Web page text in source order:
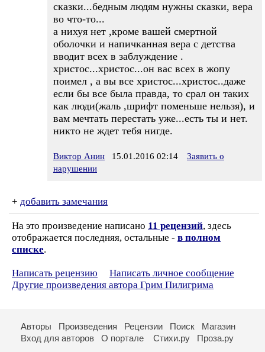
сказки...бедным людям нужны сказки, вера
во что-то...
а нихуя нет ,кроме вашей смертной
оболочки и напичканная вера с детства
вводит всех в заблуждение .
христос...христос...он вас всех в жопу
поимел , а вы все христос...христос..даже
если бы все была правда, то срал он таких
как люди(жаль ,шрифт поменьше нельзя), и
вам мечтать перестать уже...есть ты и нет.
никто не ждет тебя нигде.
Виктор Анин 15.01.2016 02:14
Заявить о
нарушении
+ добавить замечания
На это произведение написано 11 рецензий, здесь
отображается последняя, остальные - в полном
списке.
Написать рецензию
Написать личное сообщение
Другие произведения автора Грим Пилигрима
Авторы Произведения Рецензии Поиск
Магазин
Вход для авторов
О портале Стихи.ру Проза.ру